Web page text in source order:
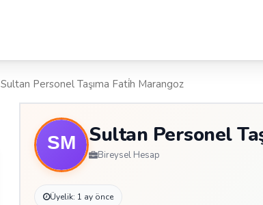
Sultan Personel Taşıma Fati̇h Marangoz
Sultan Personel
Bireysel Hesap
Üyelik: 1 ay önce